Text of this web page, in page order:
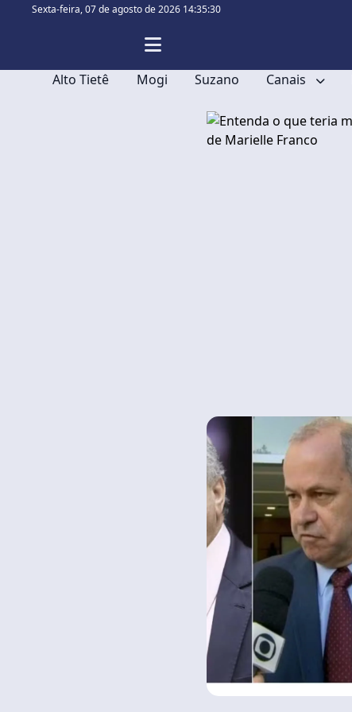
Sexta-feira,07 de agosto de 2026 14:35:31
Alto Tietê Mogi Suzano Canais